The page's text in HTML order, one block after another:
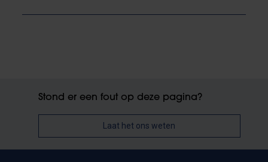
Stond er een fout op deze pagina?
Laat het ons weten